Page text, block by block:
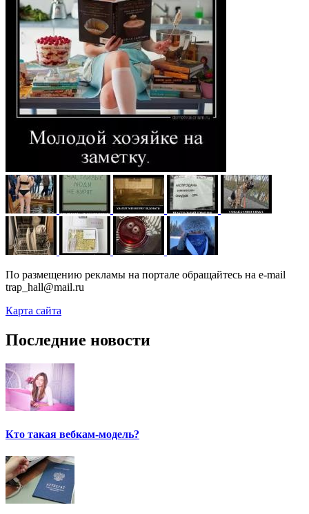
По размещению рекламы на портале обращайтесь на e-mail
trap_hall@mail.ru
Карта сайта
Последние новости
Кто такая вебкам-модель?